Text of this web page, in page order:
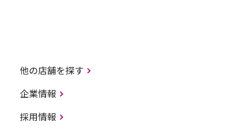
他の店舗を探す
企業情報
採用情報